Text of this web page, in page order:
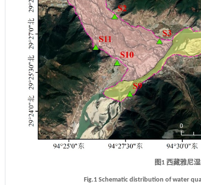
图1 西藏雅尼
Fig.1 Schematic distribution of water